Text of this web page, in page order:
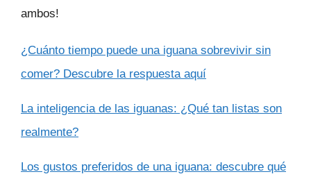
ambos!
¿Cuánto tiempo puede una iguana sobrevivir sin
comer? Descubre la respuesta aquí
La inteligencia de las iguanas: ¿Qué tan listas son
realmente?
Los gustos preferidos de una iguana: descubre qué